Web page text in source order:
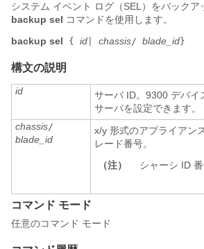
システム イベント ログ（SEL）をバックア
backup sel コマンドを使用します。
backup sel
{ id chassis/ blade_id }
構文の説明
id
サーバ ID。9300 デバイ
サーバを設定できます。
chassis/
blade_id
x/y 形式のアプライアン
レード番号。
（注）
シャーシ ID
コマンド モード
任意のコマンド モード